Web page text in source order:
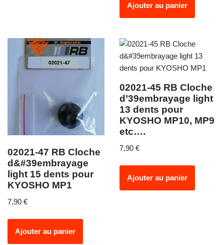
Ajouter au panier
02021-47 RB Cloche
d&#39embrayage
light 15 dents pour
KYOSHO MP1
7,90 €
Ajouter au panier
02021-45 RB Cloche
d’39embrayage light
13 dents pour
KYOSHO MP10, MP9
etc….
7,90 €
Ajouter au panier